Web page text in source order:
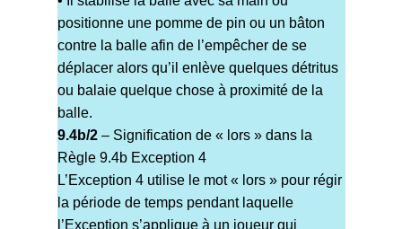
positionne une pomme de pin ou un bâton
contre la balle afin de l’empêcher de se
déplacer alors qu’il enlève quelques détritus
ou balaie quelque chose à proximité de la
balle.
9.4b/2– Signification de « lors » dans la
Règle 9.4b Exception 4
L’Exception 4 utilise le mot « lors » pour régir
la période de temps pendant laquelle
l’Exception s’applique à un joueur qui